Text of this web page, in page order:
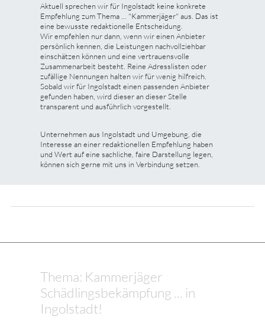
Aktuell sprechen wir für Ingolstadt keine konkrete
Empfehlung zum Thema ... "Kammerjäger" aus. Das ist
eine bewusste redaktionelle Entscheidung.
Wir empfehlen nur dann, wenn wir einen Anbieter
persönlich kennen, die Leistungen nachvollziehbar
einschätzen können und eine vertrauensvolle
Zusammenarbeit besteht. Reine Adresslisten oder
zufällige Nennungen halten wir für wenig hilfreich.
Sobald wir für Ingolstadt einen passenden Anbieter
gefunden haben, wird dieser an dieser Stelle
transparent und ausführlich vorgestellt.
Unternehmen aus Ingolstadt und Umgebung, die
Interesse an einer redaktionellen Empfehlung haben
und Wert auf eine sachliche, faire Darstellung legen,
können sich gerne mit uns in Verbindung setzen.
Thema: Kammerjäger
Schädlingsbekämpfung ... in
Ingolstadt!